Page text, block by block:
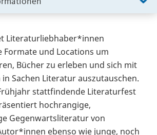
Literaturliebhaber*innen
Formate und Locations um
Bücher zu erleben und sich mit
Sachen Literatur auszutauschen.
stattfindende Literaturfest
hochrangige,
Gegenwartsliteratur von
ebenso wie junge, noch